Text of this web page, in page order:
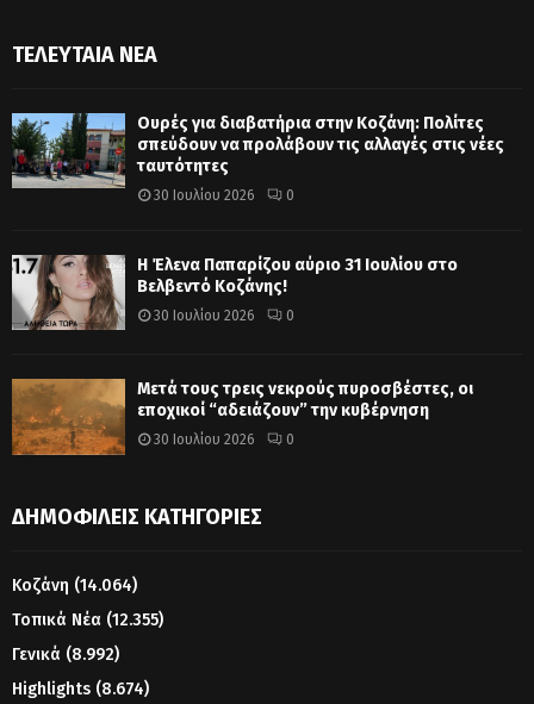
ΤΕΛΕΥΤΑΊΑ ΝΈΑ
Ουρές για διαβατήρια στην Κοζάνη: Πολίτες
σπεύδουν να προλάβουν τις αλλαγές στις νέες
ταυτότητες
30 Ιουλίου 2026 0
Η Έλενα Παπαρίζου αύριο 31 Ιουλίου στο
Βελβεντό Κοζάνης!
30 Ιουλίου 2026 0
Μετά τους τρεις νεκρούς πυροσβέστες, οι
εποχικοί “αδειάζουν” την κυβέρνηση
30 Ιουλίου 2026 0
ΔΗΜΟΦΙΛΕΊΣ ΚΑΤΗΓΟΡΊΕΣ
Κοζάνη (14.064)
Τοπικά Νέα (12.355)
Γενικά (8.992)
Highlights (8.674)